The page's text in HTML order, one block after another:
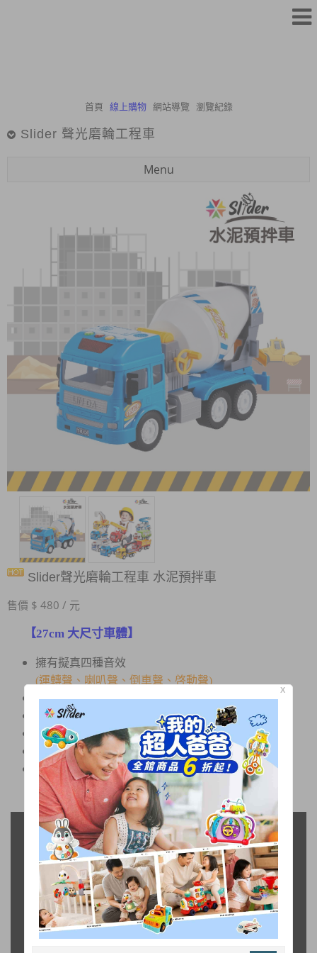
首頁 線上購物 網站導覽 瀏覽紀錄
Slider 聲光磨輪工程車
Menu
Slider聲光磨輪工程車 水泥預拌車
售價 $ 480 / 元
【27cm 大尺寸車體】
擁有擬真四種音效
(運轉聲、喇叭聲、倒車聲、啓動聲)
ABS原料，紮實耐摔
齒輪保護裝置更耐用
大扭力跑很遠
水泥槽可360度旋轉、水泥出口可左右轉動
通過台灣BSMI玩具檢驗合格
X